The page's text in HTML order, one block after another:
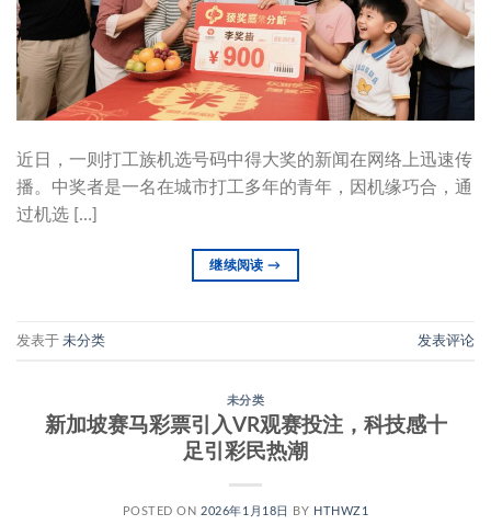
近日，一则打工族机选号码中得大奖的新闻在网络上迅速传
播。中奖者是一名在城市打工多年的青年，因机缘巧合，通
过机选 […]
继续阅读→
发表于 未分类 发表评论
未分类
新加坡赛马彩票引入VR观赛投注，科技感十
足引彩民热潮
POSTED ON 2026年1月18日 BY HTHWZ1